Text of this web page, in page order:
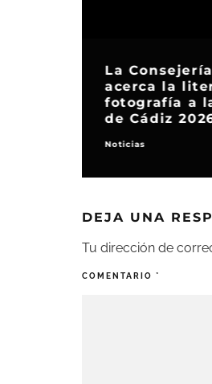
La
acerca la
fotografía a
de Cádiz
Noticias
DEJA UNA
Tu dirección de
COMENTARIO *